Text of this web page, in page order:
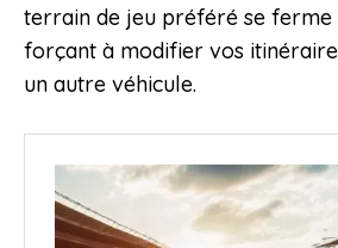
terrain de jeu préféré se ferme
forçant à modifier vos
un autre véhicule.